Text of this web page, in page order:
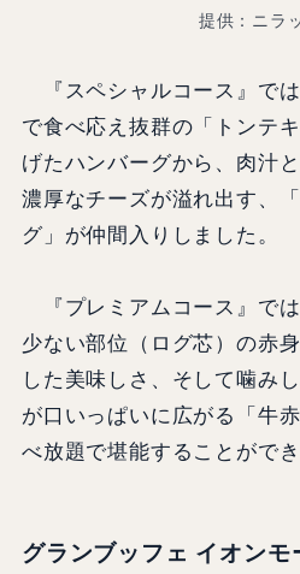
提供：ニラ
『スペシャルコース』で
で食べ応え抜群の「トンテ
げたハンバーグから、肉汁
濃厚なチーズが溢れ出す、
グ」が仲間入りしました。
『プレミアムコース』で
少ない部位（ログ芯）の赤
した美味しさ、そして噛み
が口いっぱいに広がる「牛
べ放題で堪能することができ
グランブッフェ イオンモ